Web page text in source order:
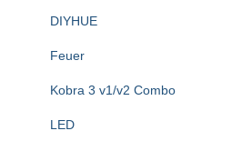
DIYHUE
Feuer
Kobra 3 v1/v2 Combo
LED